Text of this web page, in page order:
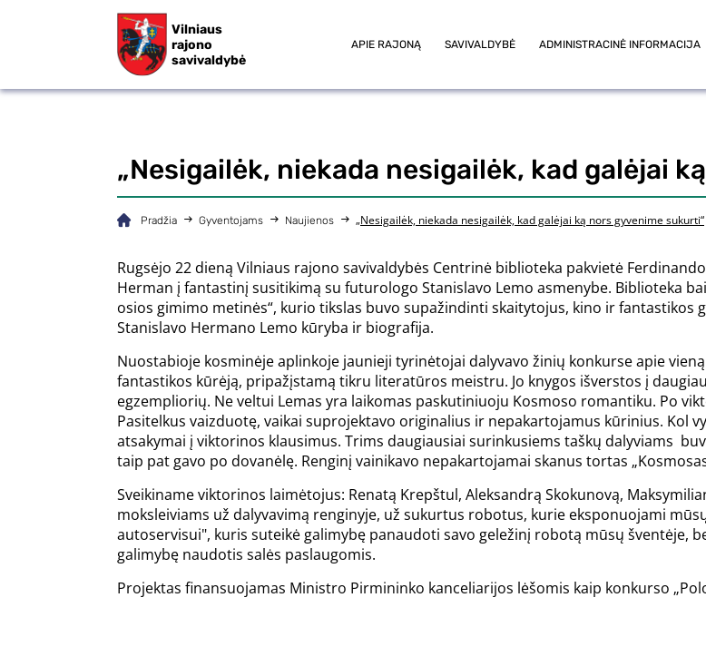
Vilniaus
rajono
savivaldybė
APIE RAJONĄ SAVIVALDYBĖ ADMINISTRACINĖ INFORMACIJA
„Nesigailėk, niekada nesigailėk, kad galėjai
Pradžia Gyventojams Naujienos „Nesigailėk, niekada nesigailėk, kad galėjai ką nors gyvenime sukurti“
Rugsėjo 22 dieną Vilniaus rajono savivaldybės Centrinė biblioteka pakvietė
Herman į fantastinį susitikimą su futurologo Stanislavo Lemo asmenybe. Biblioteka
osios gimimo metinės“, kurio tikslas buvo supažindinti skaitytojus, kino ir
Stanislavo Hermano Lemo kūryba ir biografija.
Nuostabioje kosminėje aplinkoje jaunieji tyrinėtojai dalyvavo žinių konkurse apie
fantastikos kūrėją, pripažįstamą tikru literatūros meistru. Jo knygos išverstos į
egzempliorių. Ne veltui Lemas yra laikomas paskutiniuoju Kosmoso romantiku. Po
Pasitelkus vaizduotę, vaikai suprojektavo originalius ir nepakartojamus kūrinius. Kol
atsakymai į viktorinos klausimus. Trims daugiausiai surinkusiems taškų dalyviams
taip pat gavo po dovanėlę. Renginį vainikavo nepakartojamai skanus tortas
Sveikiname viktorinos laimėtojus: Renatą Krepštul, Aleksandrą Skokunovą,
moksleiviams už dalyvavimą renginyje, už sukurtus robotus, kurie eksponuojami
autoservisui", kuris suteikė galimybę panaudoti savo geležinį robotą mūsų šventėje,
galimybę naudotis salės paslaugomis.
Projektas finansuojamas Ministro Pirmininko kanceliarijos lėšomis kaip konkurso